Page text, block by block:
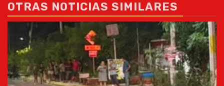
OTRAS NOTICIAS SIMILARES